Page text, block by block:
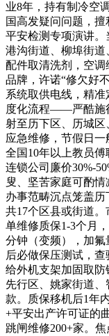
业8年，持有制冷空
国高发疑问问题，
平安检测专项演讲
港沟街道、柳埠街
配件取清洗剂，空
品牌，许诺“修欠好
系统取供电线，精
度化流程——严酷施
射至历下区、历城
应急维修，节假日
全国10年以上教员
连锁公司廉价30%-
叟、坚苦家庭可酌
办事范畴沉点笼盖
共17个区县或街道
单维修质保1-3个月
分钟（变频），加
后必做保压测试，
给外机支架加固取
先行区、姚家街道
款。质保移机后1年
+平安出产许可证的
跳闸维修200+家。